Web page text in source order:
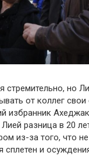
стремительно, но
от коллег
избранник
разница в 20
из-за того, что
сплетен и